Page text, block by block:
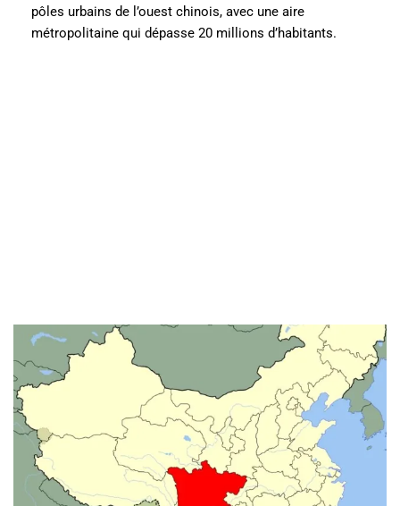
pôles urbains de l’ouest chinois, avec une aire
métropolitaine qui dépasse 20 millions d’habitants.